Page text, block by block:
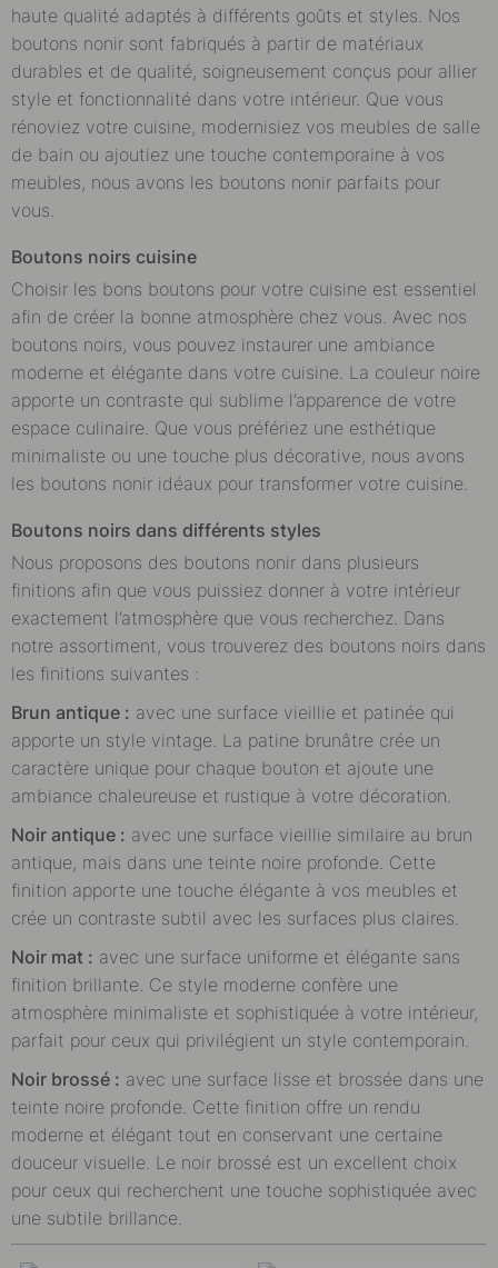
haute qualité adaptés à différents goûts et styles. Nos
boutons nonir sont fabriqués à partir de matériaux
durables et de qualité, soigneusement conçus pour allier
style et fonctionnalité dans votre intérieur. Que vous
rénoviez votre cuisine, modernisiez vos meubles de salle
de bain ou ajoutiez une touche contemporaine à vos
meubles, nous avons les boutons nonir parfaits pour
vous.
Boutons noirs cuisine
Choisir les bons boutons pour votre cuisine est essentiel
afin de créer la bonne atmosphère chez vous. Avec nos
boutons noirs, vous pouvez instaurer une ambiance
moderne et élégante dans votre cuisine. La couleur noire
apporte un contraste qui sublime l’apparence de votre
espace culinaire. Que vous préfériez une esthétique
minimaliste ou une touche plus décorative, nous avons
les boutons nonir idéaux pour transformer votre cuisine.
Boutons noirs dans différents styles
Nous proposons des boutons nonir dans plusieurs
finitions afin que vous puissiez donner à votre intérieur
exactement l’atmosphère que vous recherchez. Dans
notre assortiment, vous trouverez des boutons noirs dans
les finitions suivantes :
Brun antique : avec une surface vieillie et patinée qui
apporte un style vintage. La patine brunâtre crée un
caractère unique pour chaque bouton et ajoute une
ambiance chaleureuse et rustique à votre décoration.
Noir antique : avec une surface vieillie similaire au brun
antique, mais dans une teinte noire profonde. Cette
finition apporte une touche élégante à vos meubles et
crée un contraste subtil avec les surfaces plus claires.
Noir mat : avec une surface uniforme et élégante sans
finition brillante. Ce style moderne confère une
atmosphère minimaliste et sophistiquée à votre intérieur,
parfait pour ceux qui privilégient un style contemporain.
Noir brossé : avec une surface lisse et brossée dans une
teinte noire profonde. Cette finition offre un rendu
moderne et élégant tout en conservant une certaine
douceur visuelle. Le noir brossé est un excellent choix
pour ceux qui recherchent une touche sophistiquée avec
une subtile brillance.